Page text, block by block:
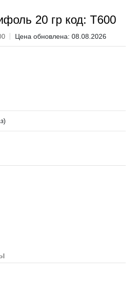
20 гр код: T600
Цена обновлена: 08.08.2026